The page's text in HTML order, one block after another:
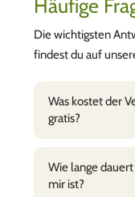
Häufige
Die wichtigsten
findest du auf
Was kostet der
gratis?
Wie lange
mir ist?